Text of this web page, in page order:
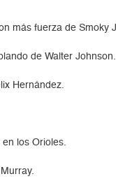
más fuerza de Smoky
de Walter Johnson.
Hernández.
los Orioles.